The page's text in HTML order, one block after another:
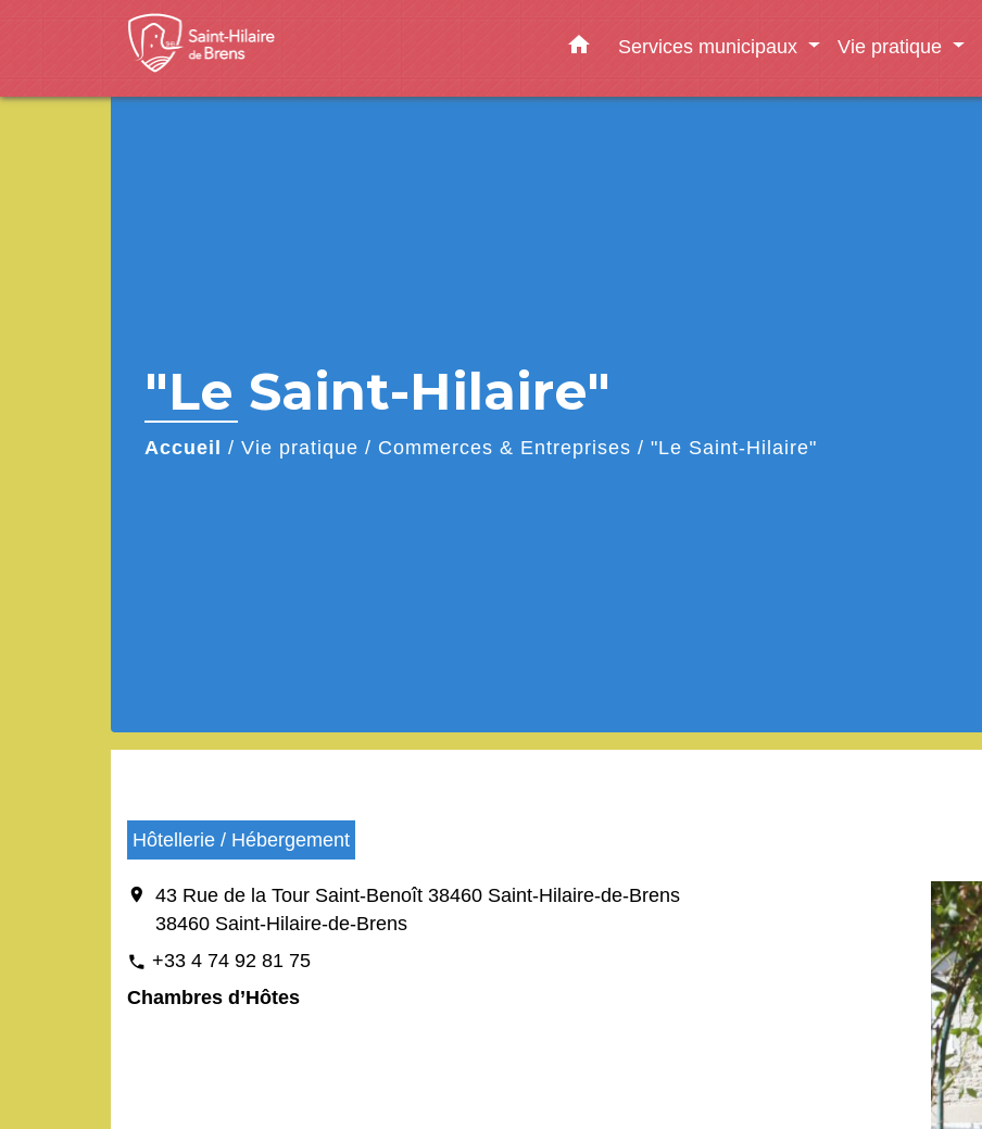
home Services municipaux Vie pratique
"Le Saint-Hilaire"
Accueil / Vie pratique / Commerces & Entreprises / "Le Saint-Hilaire"
Hôtellerie / Hébergement
location_on
43 Rue de la Tour Saint-Benoît 38460 Saint-Hilaire-de-Brens
38460 Saint-Hilaire-de-Brens
phone +33 4 74 92 81 75
Chambres d’Hôtes